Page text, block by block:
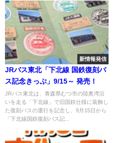
新情報発信
JRバス東北「下北線 国鉄復刻バ
ス記念きっぷ」9/15～ 発売！
JRバス東北は、青森県むつ市の陸奥湾沿
いを走る「下北線」で旧国鉄仕様に装飾し
た復刻バスの運行を記念し、9月15日から
「下北線国鉄復刻バス記...